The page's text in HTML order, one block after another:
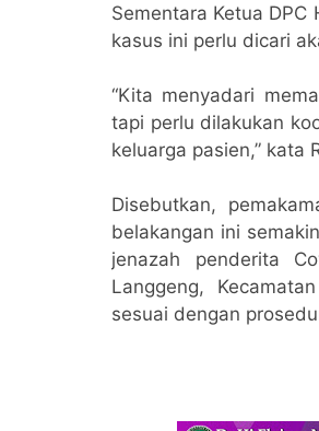
Sementara Ketua
kasus ini perlu dicari
“Kita menyadari
tapi perlu dilakukan
keluarga pasien,” kata
Disebutkan,
belakangan ini
jenazah penderita
Langgeng,
sesuai dengan